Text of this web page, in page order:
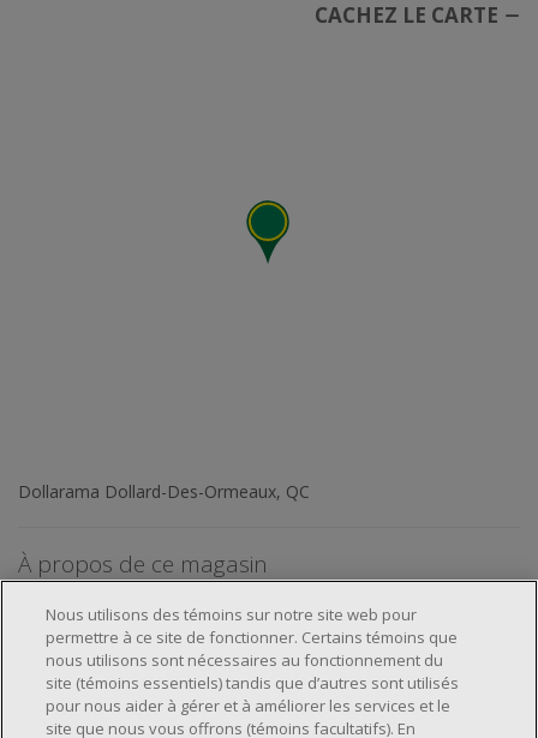
CACHEZ LE CARTE
Dollarama Dollard-Des-Ormeaux, QC
À propos de ce magasin
À propos de nous
Nous utilisons des témoins sur notre site web pour
permettre à ce site de fonctionner. Certains témoins que
nous utilisons sont nécessaires au fonctionnement du
site (témoins essentiels) tandis que d’autres sont utilisés
pour nous aider à gérer et à améliorer les services et le
site que nous vous offrons (témoins facultatifs). En